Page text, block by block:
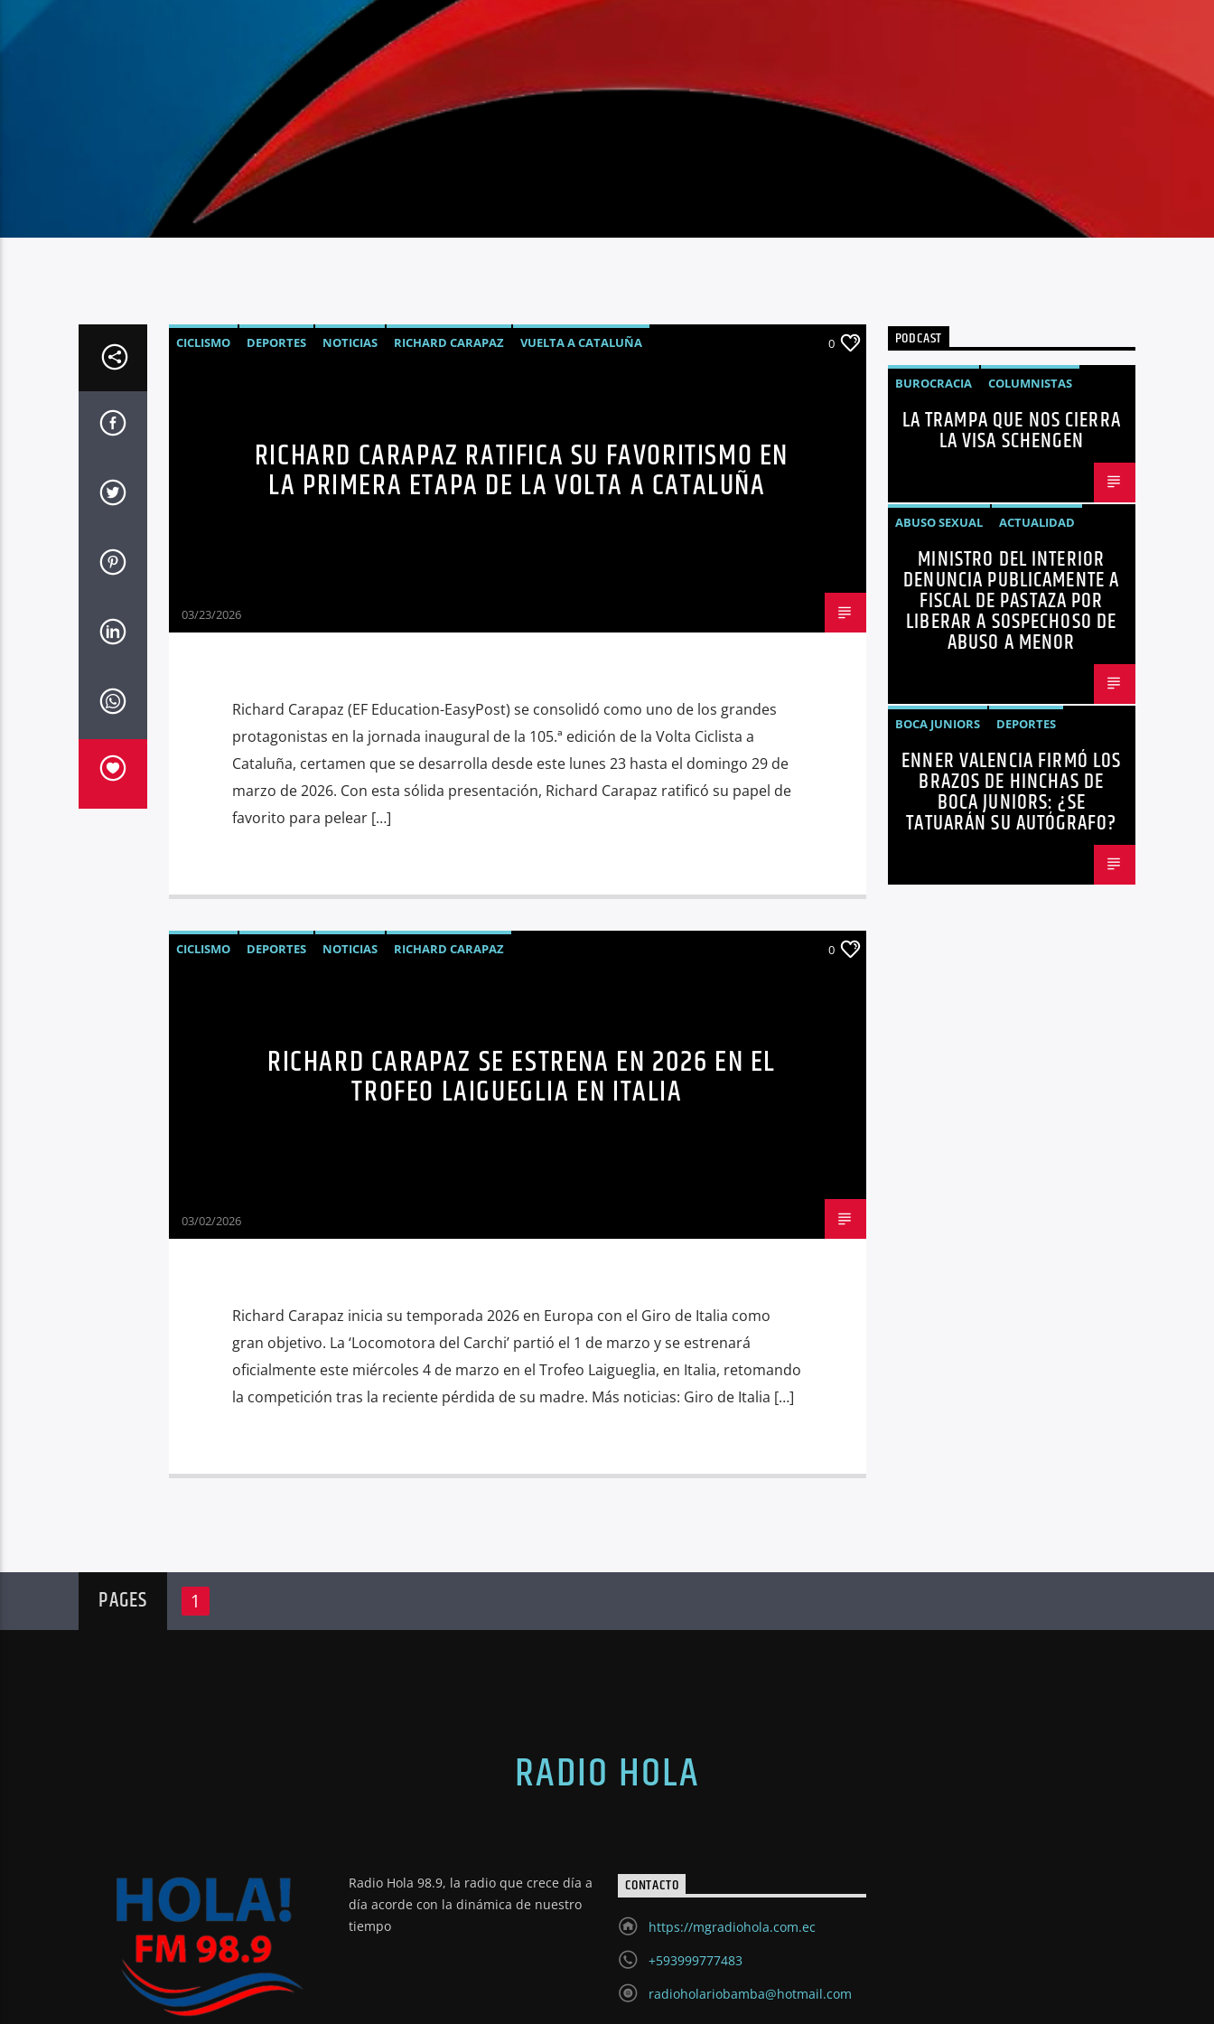
CICLISMO DEPORTES NOTICIAS RICHARD CARAPAZ VUELTA A CATALUÑA 0
RICHARD CARAPAZ RATIFICA SU FAVORITISMO EN
LA PRIMERA ETAPA DE LA VOLTA A CATALUÑA
03/23/2026
Richard Carapaz (EF Education-EasyPost) se consolidó como uno de los grandes
protagonistas en la jornada inaugural de la 105.ª edición de la Volta Ciclista a
Cataluña, certamen que se desarrolla desde este lunes 23 hasta el domingo 29 de
marzo de 2026. Con esta sólida presentación, Richard Carapaz ratificó su papel de
favorito para pelear […]
CICLISMO DEPORTES NOTICIAS RICHARD CARAPAZ 0
RICHARD CARAPAZ SE ESTRENA EN 2026 EN EL
TROFEO LAIGUEGLIA EN ITALIA
03/02/2026
Richard Carapaz inicia su temporada 2026 en Europa con el Giro de Italia como
gran objetivo. La ‘Locomotora del Carchi’ partió el 1 de marzo y se estrenará
oficialmente este miércoles 4 de marzo en el Trofeo Laigueglia, en Italia, retomando
la competición tras la reciente pérdida de su madre. Más noticias: Giro de Italia […]
PODCAST
BUROCRACIA
COLUMNISTAS
GUIDO CALDERÓN
LIBRE COMERCIO
NOTICIAS
NOTICIAS ECUADOR
LA TRAMPA QUE NOS CIERRA
LA VISA SCHENGEN
ABUSO SEXUAL
ACTUALIDAD
ECUADOR
JOHN REIMBERG
MINISTRO DEL INTERIOR
NOTICIAS
SEGURIDAD
MINISTRO DEL INTERIOR
DENUNCIA PUBLICAMENTE A
FISCAL DE PASTAZA POR
LIBERAR A SOSPECHOSO DE
ABUSO A MENOR
BOCA JUNIORS
DEPORTES
ENNER VALENCIA
FÚTBOL
NOTICIAS
ENNER VALENCIA FIRMÓ LOS
BRAZOS DE HINCHAS DE
BOCA JUNIORS: ¿SE
TATUARÁN SU AUTÓGRAFO?
PAGES 1
RADIO HOLA
Radio Hola 98.9, la radio que crece día a
día acorde con la dinámica de nuestro
tiempo
CONTACTO
https://mgradiohola.com.ec
+593999777483
radioholariobamba@hotmail.com